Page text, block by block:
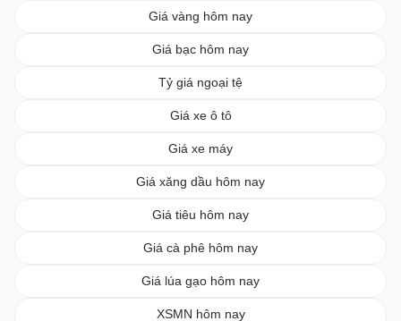
Giá vàng hôm nay
Giá bạc hôm nay
Tỷ giá ngoại tệ
Giá xe ô tô
Giá xe máy
Giá xăng dầu hôm nay
Giá tiêu hôm nay
Giá cà phê hôm nay
Giá lúa gạo hôm nay
XSMN hôm nay